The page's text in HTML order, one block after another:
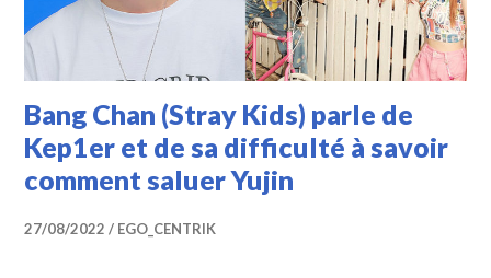
Bang Chan (Stray Kids) parle de
Kep1er et de sa difficulté à savoir
comment saluer Yujin
27/08/2022 EGO_CENTRIK